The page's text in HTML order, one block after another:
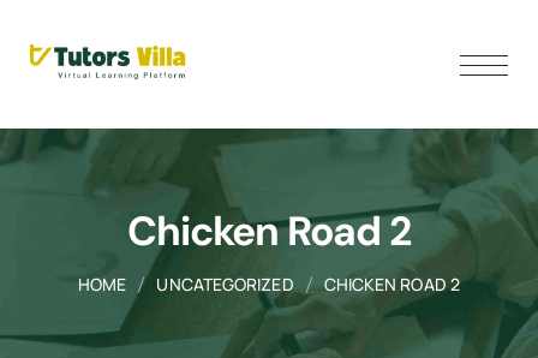
Chicken Road 2
HOME UNCATEGORIZED CHICKEN ROAD 2